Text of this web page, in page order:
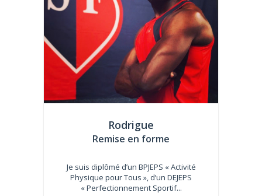
Rodrigue
Remise en forme
Je suis diplômé d’un BPJEPS « Activité
Physique pour Tous », d’un DEJEPS
« Perfectionnement Sportif...